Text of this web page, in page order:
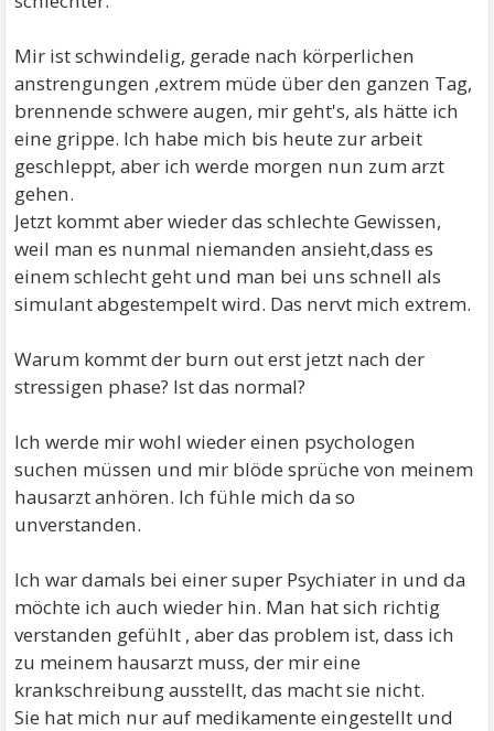
Mir ist schwindelig, gerade nach körperlichen
anstrengungen ,extrem müde über den ganzen Tag,
brennende schwere augen, mir geht's, als hätte ich
eine grippe. Ich habe mich bis heute zur arbeit
geschleppt, aber ich werde morgen nun zum arzt
gehen.
Jetzt kommt aber wieder das schlechte Gewissen,
weil man es nunmal niemanden ansieht,dass es
einem schlecht geht und man bei uns schnell als
simulant abgestempelt wird. Das nervt mich extrem.
Warum kommt der burn out erst jetzt nach der
stressigen phase? Ist das normal?
Ich werde mir wohl wieder einen psychologen
suchen müssen und mir blöde sprüche von meinem
hausarzt anhören. Ich fühle mich da so
unverstanden.
Ich war damals bei einer super Psychiater in und da
möchte ich auch wieder hin. Man hat sich richtig
verstanden gefühlt , aber das problem ist, dass ich
zu meinem hausarzt muss, der mir eine
krankschreibung ausstellt, das macht sie nicht.
Sie hat mich nur auf medikamente eingestellt und